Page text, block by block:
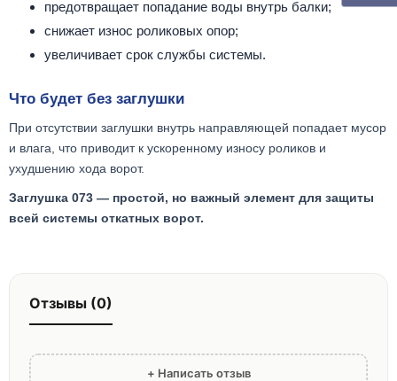
предотвращает попадание воды внутрь балки;
снижает износ роликовых опор;
увеличивает срок службы системы.
Что будет без заглушки
При отсутствии заглушки внутрь направляющей попадает мусор
и влага, что приводит к ускоренному износу роликов и
ухудшению хода ворот.
Заглушка 073 — простой, но важный элемент для защиты
всей системы откатных ворот.
Отзывы (0)
+ Написать отзыв